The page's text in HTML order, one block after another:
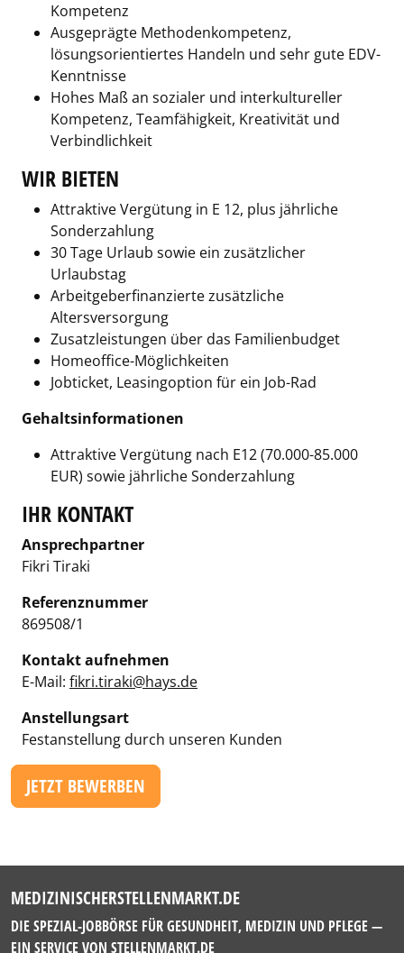
Kompetenz
Ausgeprägte Methodenkompetenz,
lösungsorientiertes Handeln und sehr gute EDV-
Kenntnisse
Hohes Maß an sozialer und interkultureller
Kompetenz, Teamfähigkeit, Kreativität und
Verbindlichkeit
WIR BIETEN
Attraktive Vergütung in E 12, plus jährliche
Sonderzahlung
30 Tage Urlaub sowie ein zusätzlicher
Urlaubstag
Arbeitgeberfinanzierte zusätzliche
Altersversorgung
Zusatzleistungen über das Familienbudget
Homeoffice-Möglichkeiten
Jobticket, Leasingoption für ein Job-Rad
Gehaltsinformationen
Attraktive Vergütung nach E12 (70.000-85.000
EUR) sowie jährliche Sonderzahlung
IHR KONTAKT
Ansprechpartner
Fikri Tiraki
Referenznummer
869508/1
Kontakt aufnehmen
E-Mail: fikri.tiraki@hays.de
Anstellungsart
Festanstellung durch unseren Kunden
JETZT BEWERBEN
MEDIZINISCHERSTELLENMARKT.DE
DIE SPEZIAL-JOBBÖRSE FÜR GESUNDHEIT, MEDIZIN UND PFLEGE —
EIN SERVICE VON STELLENMARKT.DE